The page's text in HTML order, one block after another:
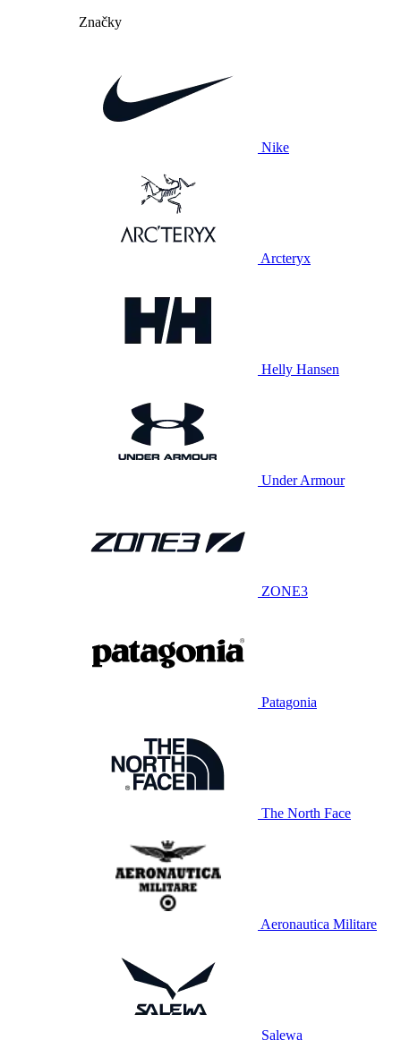
Značky
Nike
Arcteryx
Helly Hansen
Under Armour
ZONE3
Patagonia
The North Face
Aeronautica Militare
Salewa